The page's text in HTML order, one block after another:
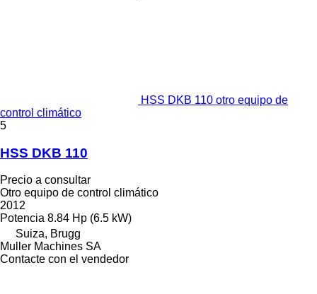
HSS DKB 110 otro equipo de
control climático
5
HSS DKB 110
Precio a consultar
Otro equipo de control climático
2012
Potencia 8.84 Hp (6.5 kW)
Suiza, Brugg
Muller Machines SA
Contacte con el vendedor